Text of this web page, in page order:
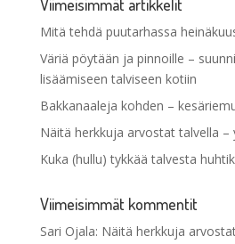
Viimeisimmät artikkelit
Mitä tehdä puutarhassa
Väriä pöytään ja pinnoille –
lisäämiseen talviseen kotiin
Bakkanaaleja kohden –
Näitä herkkuja arvostat talvella –
Kuka (hullu) tykkää talvesta
Viimeisimmät kommentit
Sari Ojala: Näitä herkkuja